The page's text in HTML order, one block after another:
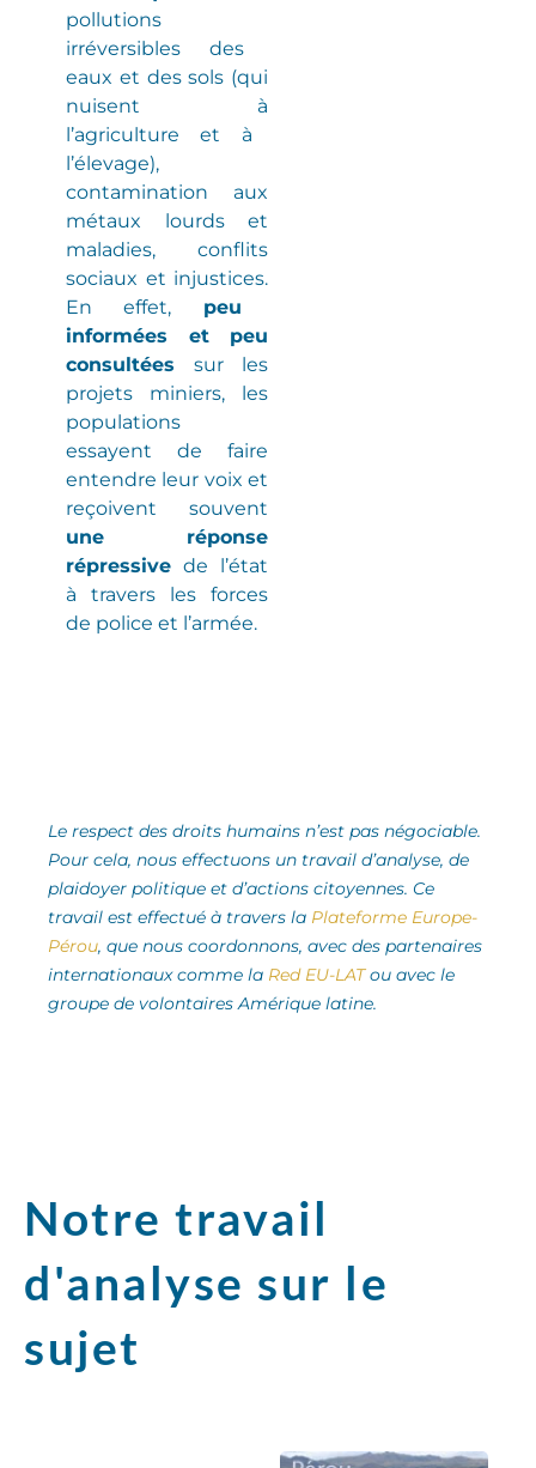
pollutions
irréversibles des
eaux et des sols (qui
nuisent à
l’agriculture et à
l’élevage),
contamination aux
métaux lourds et
maladies, conflits
sociaux et injustices.
En effet, peu
informées et peu
consultées sur les
projets miniers, les
populations
essayent de faire
entendre leur voix et
reçoivent souvent
une réponse
répressive de l’état
à travers les forces
de police et l’armée.
Le respect des droits humains n’est pas négociable.
Pour cela, nous effectuons un travail d’analyse, de
plaidoyer politique et d’actions citoyennes. Ce
travail est effectué à travers la Plateforme Europe-
Pérou, que nous coordonnons, avec des partenaires
internationaux comme la Red EU-LATou avec le
groupe de volontaires Amérique latine.
Notre travail
d'analyse sur le
sujet